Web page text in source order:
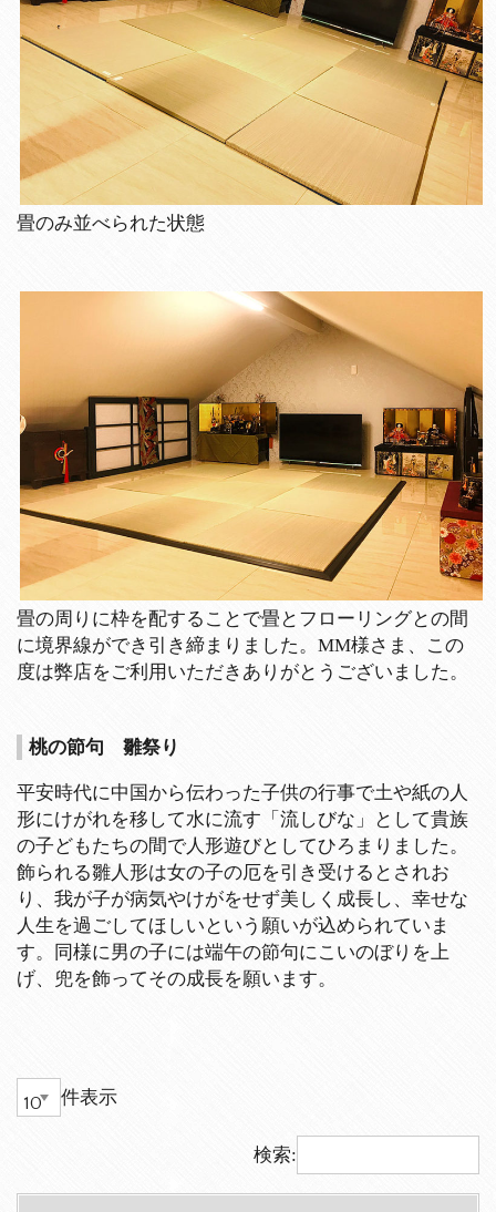
畳のみ並べられた状態
畳の周りに枠を配することで畳とフローリングとの間
に境界線ができ引き締まりました。MM様さま、この
度は弊店をご利用いただきありがとうございました。
桃の節句 雛祭り
平安時代に中国から伝わった子供の行事で土や紙の人
形にけがれを移して水に流す「流しびな」として貴族
の子どもたちの間で人形遊びとしてひろまりました。
飾られる雛人形は女の子の厄を引き受けるとされお
り、我が子が病気やけがをせず美しく成長し、幸せな
人生を過ごしてほしいという願いが込められていま
す。同様に男の子には端午の節句にこいのぼりを上
げ、兜を飾ってその成長を願います。
件表示
検索: